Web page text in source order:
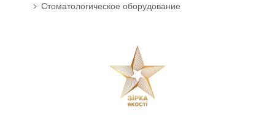
Стоматологическое оборудование